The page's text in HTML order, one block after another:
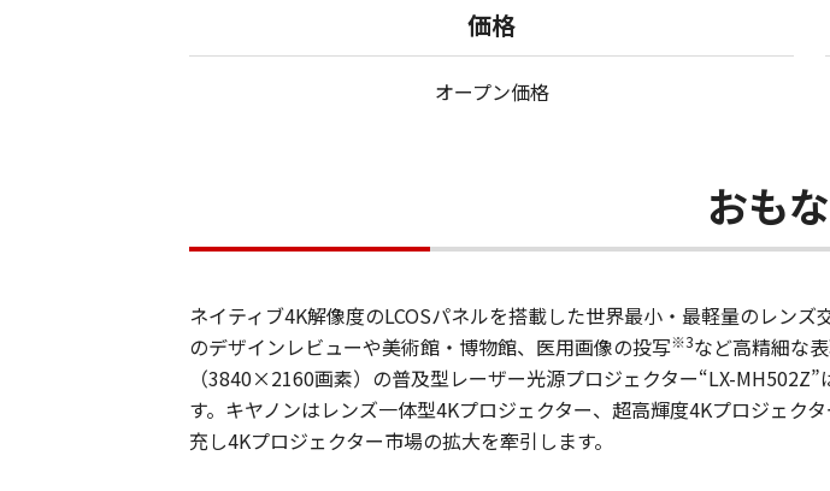
価格
オープン価格
おも
ネイティブ4K解像度のLCOSパネルを搭載した世界最小・最軽量のレン
のデザインレビューや美術館・博物館、医用画像の投写※3など高精細な
（3840×2160画素）の普及型レーザー光源プロジェクター“LX-
す。キヤノンはレンズ一体型4Kプロジェクター、超高輝度4Kプロジェク
充し4Kプロジェクター市場の拡大を牽引します。